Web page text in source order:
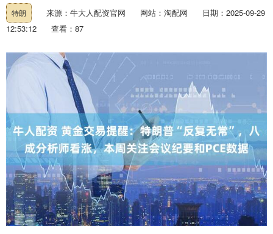
特朗 来源：牛大人配资官网 网站：淘配网
日期：2025-09-29
12:53:12
查看：87